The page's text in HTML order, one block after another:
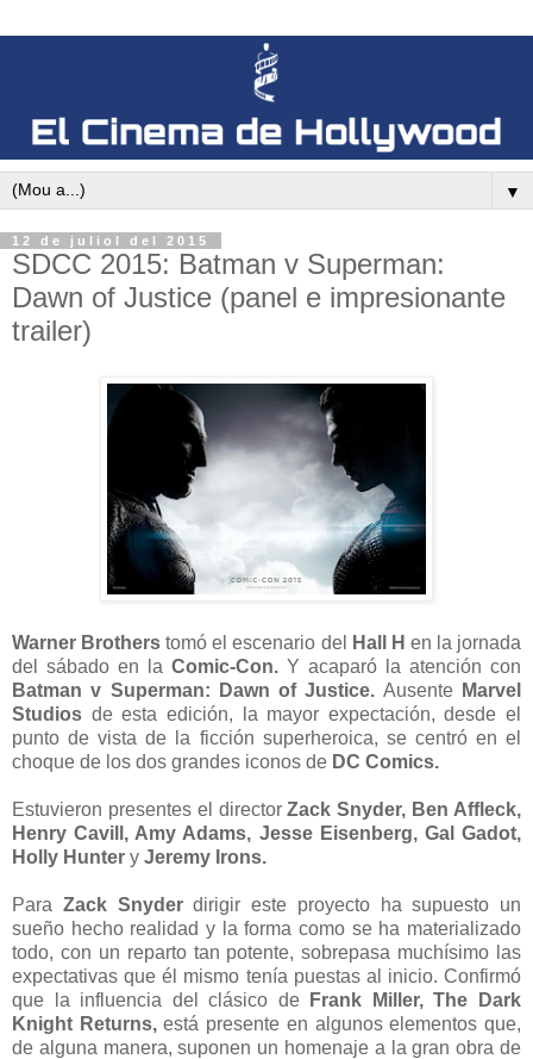
▼
12 de juliol del 2015
SDCC 2015: Batman v Superman:
Dawn of Justice (panel e impresionante
trailer)
Warner Brothers tomó el escenario del Hall H en la jornada
del sábado en la Comic-Con. Y acaparó la atención con
Batman v Superman: Dawn of Justice. Ausente Marvel
Studios de esta edición, la mayor expectación, desde el
punto de vista de la ficción superheroica, se centró en el
choque de los dos grandes iconos de DC Comics.
Estuvieron presentes el directorZack Snyder, Ben Affleck,
Henry Cavill, Amy Adams, Jesse Eisenberg, Gal Gadot,
Holly Hunter y Jeremy Irons.
Para Zack Snyderdirigir este proyecto ha supuesto un
sueño hecho realidad y la forma como se ha materializado
todo, con un reparto tan potente, sobrepasa muchísimo las
expectativas que él mismo tenía puestas al inicio. Confirmó
que la influencia del clásico de
Frank Miller, The Dark
Knight Returns,está presente en algunos elementos que,
de alguna manera, suponen un homenaje a la gran obra de